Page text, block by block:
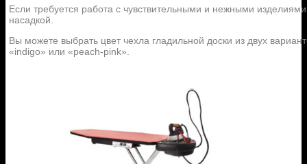
Если требуется работа с чувствительными и нежными
насадкой.
Вы можете выбрать цвет чехла гладильной доски из двух
«indigo» или «peach-pink».